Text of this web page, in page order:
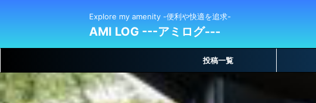
Explore my amenity -便利や快適を追求-
AMI LOG ---アミログ---
投稿一覧